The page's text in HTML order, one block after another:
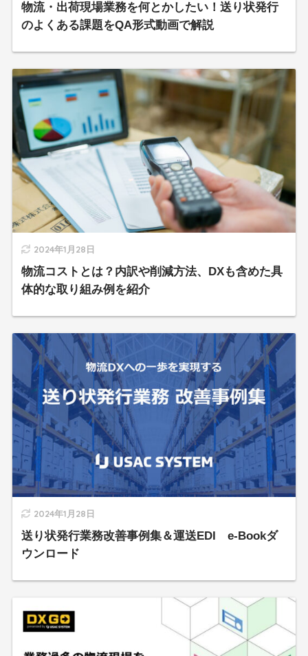
物流・出荷現場業務を何とかしたい！送り状発行
のよくある課題をQA形式動画で解説
2024年1月28日
物流コストとは？内訳や削減方法、DXも含めた具
体的な取り組み例を紹介
2024年1月28日
送り状発行業務改善事例集＆運送EDI e-Bookダ
ウンロード